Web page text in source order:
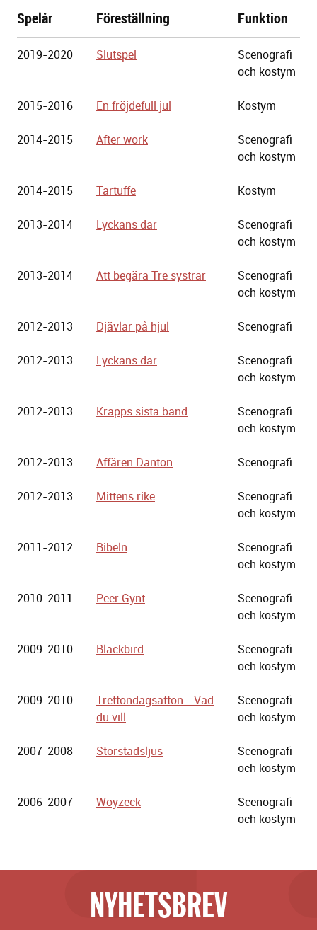
Göteborgs
Spelår Föreställning Funktion
2019-2020 Slutspel
Scenografi
och kostym
2015-2016 En fröjdefull jul Kostym
2014-2015 After work
Scenografi
och kostym
2014-2015 Tartuffe Kostym
2013-2014 Lyckans dar
Scenografi
och kostym
2013-2014 Att begära Tre systrar
Scenografi
och kostym
2012-2013 Djävlar på hjul Scenografi
2012-2013 Lyckans dar
Scenografi
och kostym
2012-2013 Krapps sista band
Scenografi
och kostym
2012-2013 Affären Danton Scenografi
2012-2013 Mittens rike
Scenografi
och kostym
2011-2012 Bibeln
Scenografi
och kostym
2010-2011 Peer Gynt
Scenografi
och kostym
2009-2010 Blackbird
Scenografi
och kostym
2009-2010
Trettondagsafton - Vad
du vill
Scenografi
och kostym
2007-2008 Storstadsljus
Scenografi
och kostym
2006-2007 Woyzeck
Scenografi
och kostym
NYHETSBREV